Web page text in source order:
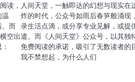
读，
温
。而
空出
人间天堂，一触即达的幻想与现实在
炸的时代，公众号如雨后春笋般涌现
录生活点滴，或分享专业见解，或提
遣。而《人间天堂》公众号，以其独
免费阅读的承诺，吸引了无数读者的
我不禁想起，为什么人们